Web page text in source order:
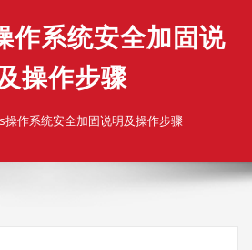
系统安全加固说
操作步骤
作系统安全加固说明及操作步骤